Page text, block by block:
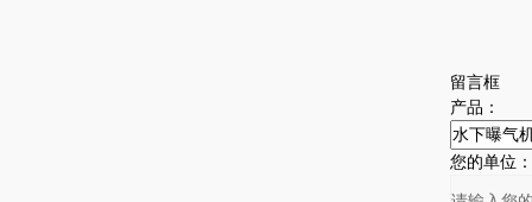
留言框
产品：
您的单位：